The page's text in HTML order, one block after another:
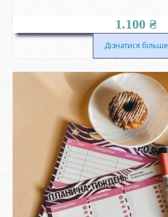
1.100 ₴
Дізнатися більше